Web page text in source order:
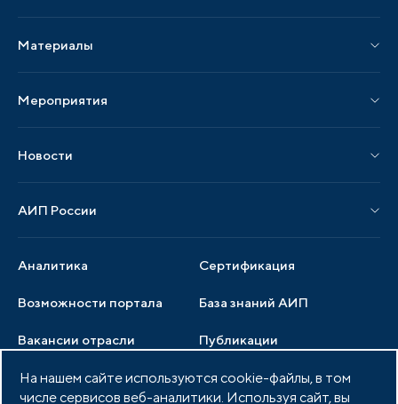
Услуги по локализации
Аналитика Сертификация
Возможности портала
Материалы
Публикации СМИ и статьи
Образцы документов
База знаний АИП
Вакансии отрасли
Мероприятия
Мероприятия отрасли
Новости
Новости отрасли
Публикации
Медиатека Тендеры
АИП России
Члены ассоциации
Услуги ассоциации
Документы АИП
Партнеры ассоциации
На нашем сайте используются cookie-файлы, в том
числе сервисов веб-аналитики. Используя сайт, вы